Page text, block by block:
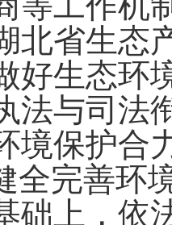
北省生态
好生态环
法与司法
境保护合
完善环境
础上，依